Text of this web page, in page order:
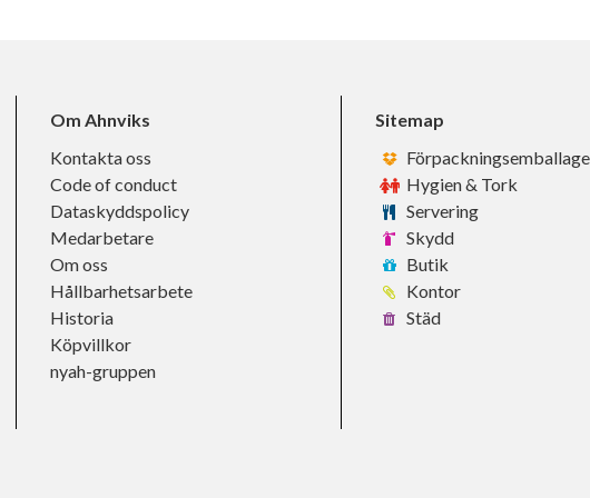
Om Ahnviks
Kontakta oss
Code of conduct
Dataskyddspolicy
Medarbetare
Om oss
Hållbarhetsarbete
Historia
Köpvillkor
nyah-gruppen
Sitemap
Förpackningsemballage
Hygien & Tork
Servering
Skydd
Butik
Kontor
Städ